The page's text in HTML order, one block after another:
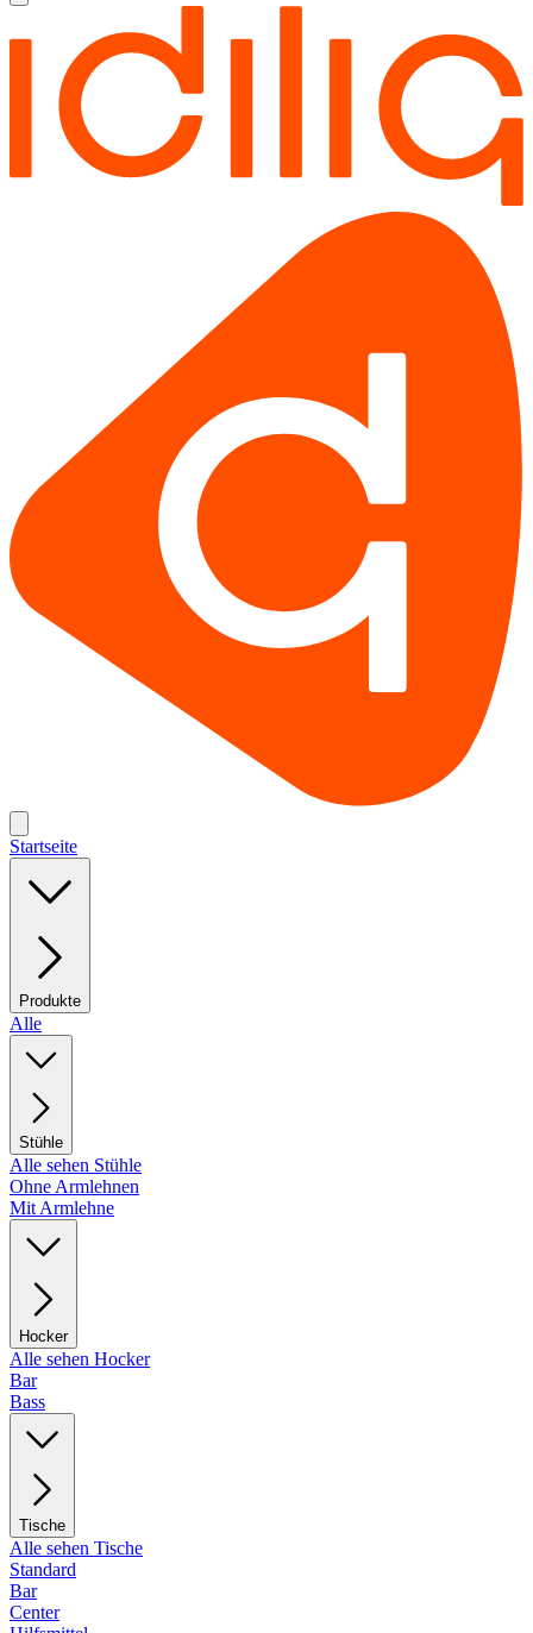
Startseite
Produkte
Alle
Stühle
Alle sehen Stühle
Ohne Armlehnen
Mit Armlehne
Hocker
Alle sehen Hocker
Bar
Bass
Tische
Alle sehen Tische
Standard
Bar
Center